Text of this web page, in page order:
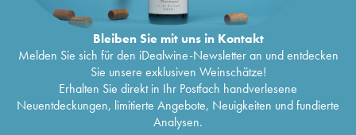
Bleiben Sie mit uns in Kontakt
Melden Sie sich für den iDealwine-Newsletter an und entdecken
Sie unsere exklusiven Weinschätze!
Erhalten Sie direkt in Ihr Postfach handverlesene
Neuentdeckungen, limitierte Angebote, Neuigkeiten und fundierte
Analysen.